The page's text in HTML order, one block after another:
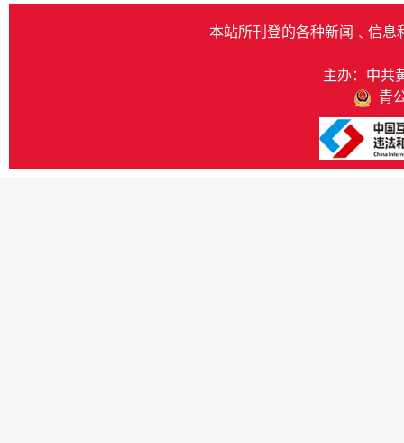
本站所刊登的各种新闻﹑信息
主办：中共
青